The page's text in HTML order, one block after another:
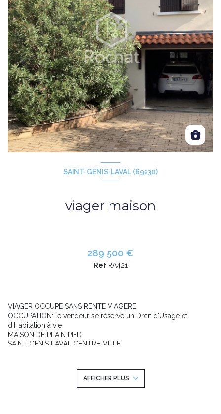
SAINT-GENIS-LAVAL (69230)
viager maison
289 500 €
Réf RA421
VIAGER OCCUPE SANS RENTE VIAGERE
OCCUPATION: le vendeur se réserve un Droit d'Usage et
d'Habitation à vie
MAISON DE PLAIN PIED
SAINT GENIS LAVAL CENTRE-VILLE
VALEUR MARCHE = 455.000 €AFFICHER PLUS